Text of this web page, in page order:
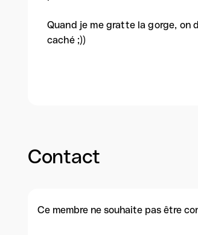
Quand je me gratte la gorge, on
caché ;))
Contact
Ce membre ne souhaite pas être